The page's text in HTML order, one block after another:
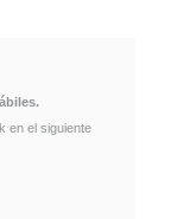
en el siguiente